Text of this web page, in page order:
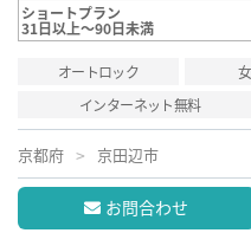
ショートプラン
31日以上～90日未満
オートロック
インターネット無料
京都府 京田辺市
お問合わせ